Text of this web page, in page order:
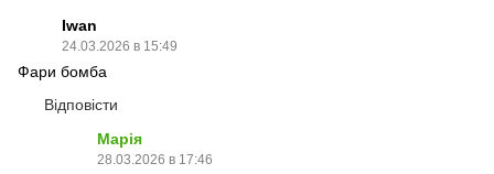
Iwan
24.03.2026 в 15:49
Фари бомба
Відповісти
Марія
28.03.2026 в 17:46